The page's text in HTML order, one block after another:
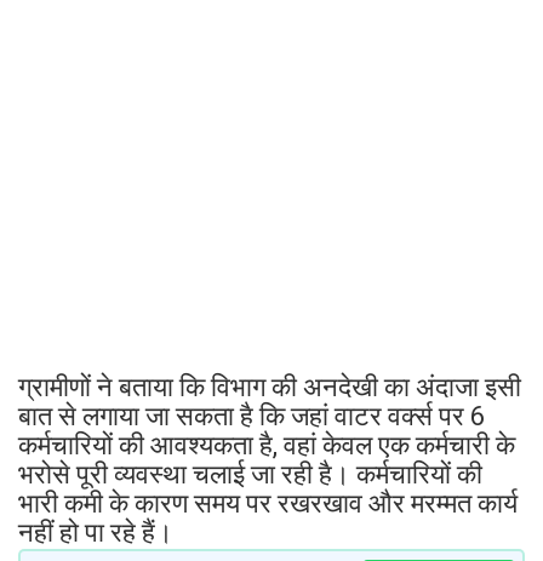
ग्रामीणों ने बताया कि विभाग की अनदेखी का अंदाजा इसी
बात से लगाया जा सकता है कि जहां वाटर वर्क्स पर 6
कर्मचारियों की आवश्यकता है, वहां केवल एक कर्मचारी के
भरोसे पूरी व्यवस्था चलाई जा रही है। कर्मचारियों की
भारी कमी के कारण समय पर रखरखाव और मरम्मत कार्य
नहीं हो पा रहे हैं।